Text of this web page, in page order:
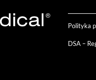
Polityka
DSA –